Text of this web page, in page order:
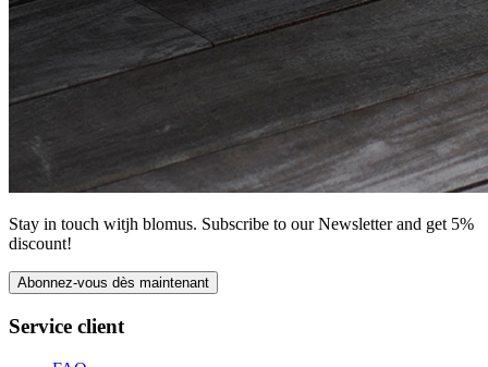
Stay in touch witjh blomus. Subscribe to our Newsletter and get 5%
discount!
Abonnez-vous dès maintenant
Service client